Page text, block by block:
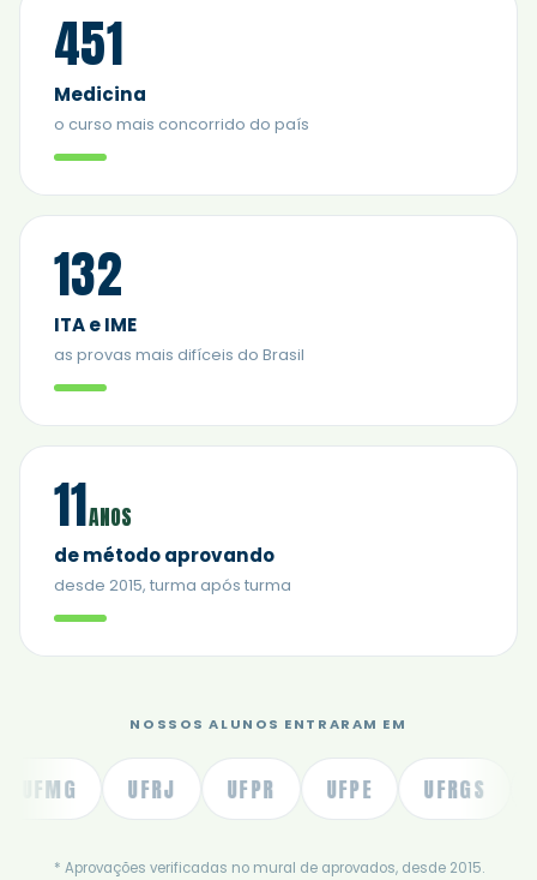
451
Medicina
o curso mais concorrido do país
132
ITA e IME
as provas mais difíceis do Brasil
11ANOS
de método aprovando
desde 2015, turma após turma
NOSSOS ALUNOS ENTRARAM EM
UFRJ UFPR UFRGS
* Aprovações verificadas no mural de aprovados, desde 2015.